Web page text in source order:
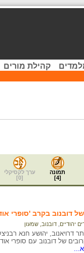
קהילת מורים
תמונה
[
4
]
ערך לקסיקלי
[
0
]
דובנוב בקרב 'סופרי
יהודיים דובנוב, שמעון
דרויאנוב, יהושע חנא